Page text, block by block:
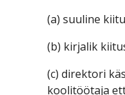
(a) suuline
(b) kirjalik
(c) direktori
koolitöötaja